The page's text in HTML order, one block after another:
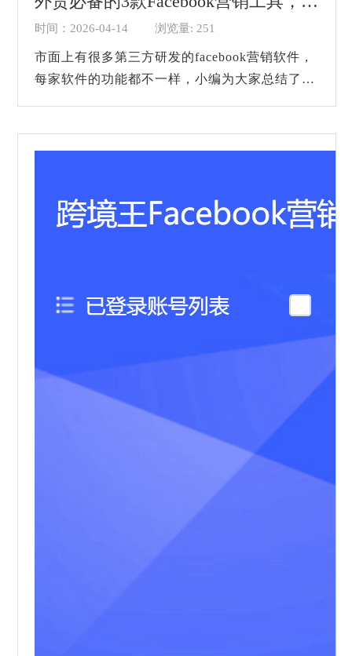
时间：2026-04-14 浏览量: 251
市面上有很多第三方研发的facebook营销软件，
每家软件的功能都不一样，小编为大家总结了3